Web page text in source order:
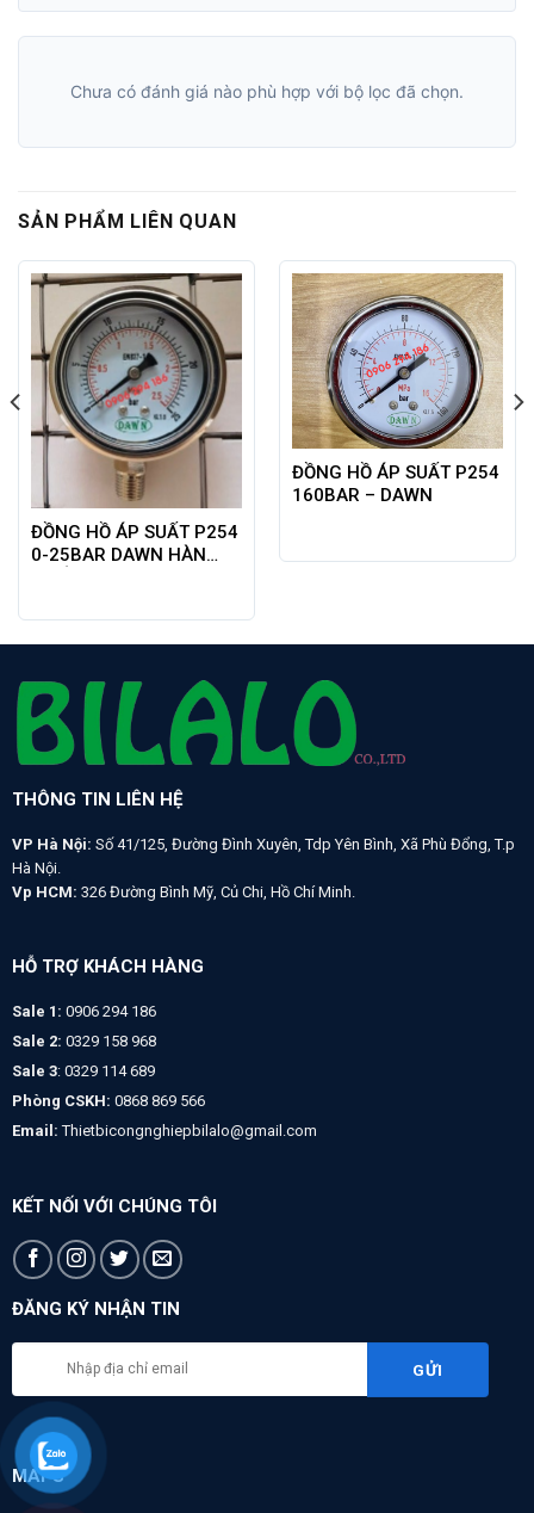
Chưa có đánh giá nào phù hợp với bộ lọc đã chọn.
SẢN PHẨM LIÊN QUAN
ĐỒNG HỒ ÁP SUẤT P254
0-25BAR DAWN HÀN
ĐỒNG HỒ ÁP SUẤT P254
160BAR – DAWN
THÔNG TIN LIÊN HỆ
VP Hà Nội: Số 41/125, Đường Đình Xuyên, Tdp Yên Bình, Xã Phù Đổng, T.p
Hà Nội.
Vp HCM: 326 Đường Bình Mỹ, Củ Chi, Hồ Chí Minh.
HỖ TRỢ KHÁCH HÀNG
Sale 1: 0906 294 186
Sale 2: 0329 158 968
Sale 3: 0329 114 689
Phòng CSKH: 0868 869 566
Email: Thietbicongnghiepbilalo@gmail.com
KẾT NỐI VỚI CHÚNG TÔI
ĐĂNG KÝ NHẬN TIN
MAPS